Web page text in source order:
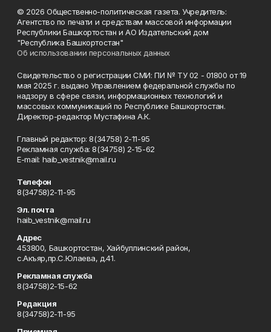
© 2026 Общественно-политическая газета. Учредитель:
Агентство по печати и средствам массовой информации
Республики Башкортостан и АО Издательский дом
"Республика Башкортостан"
Об использовании персональных данных
Свидетельство о регистрации СМИ: ПИ № ТУ 02 - 01800 от 19
мая 2025 г. выдано Управлением федеральной службы по
надзору в сфере связи, информационных технологий и
массовых коммуникаций по Республике Башкортостан.
Директор-редактор Мустафина А.К.
Главный редактор: 8(34758) 2-11-95
Рекламная служба: 8(34758) 2-15-62
Е-mаil: haib_vestnik@mail.ru
Телефон
8(34758)2-11-95
Эл. почта
haib_vestnik@mail.ru
Адрес
453800, Башкортостан, Хайбуллинский район,
с.Акъяр,пр.С.Юлаева, д.41.
Рекламная служба
8(34758)2-15-62
Редакция
8(34758)2-11-95